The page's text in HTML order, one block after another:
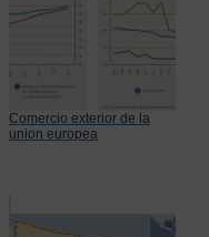
Comercio exterior de la
union europea